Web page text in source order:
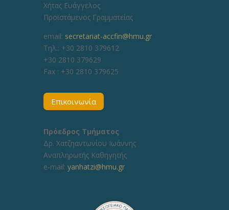
Χήτας Ευάγγελος
Προϊστάμενος Γραμματείας
email: secretariat-accfin@hmu.gr
Τηλ.: +30 2810 379612
+30 2810 379629
Fax : +30 2810 379625
Επικοινωνία
Πρόεδρος Τμήματος
Δρ. Χατζηαντωνίου Ιωάννης
Αναπληρωτής Καθηγητής
e-mail: yanhatzi@hmu.gr